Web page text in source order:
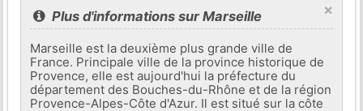
×
Plus d'informations sur Marseille
Marseille est la deuxième plus grande ville de
France. Principale ville de la province historique de
Provence, elle est aujourd'hui la préfecture du
département des Bouches-du-Rhône et de la région
Provence-Alpes-Côte d'Azur. Il est situé sur la côte